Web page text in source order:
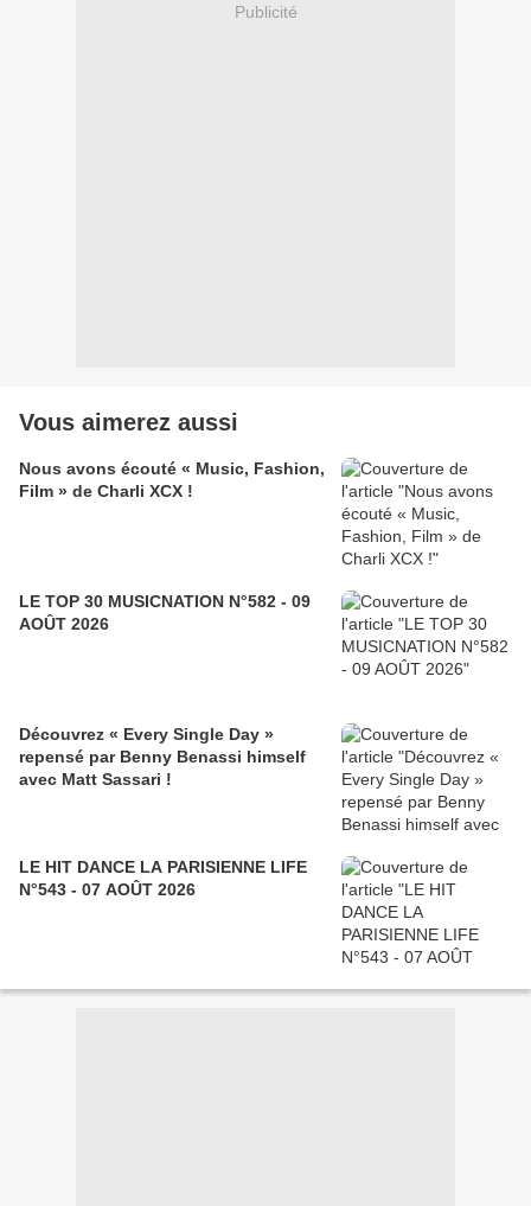
Publicité
Vous aimerez aussi
Nous avons écouté « Music, Fashion,
Film » de Charli XCX !
LE TOP 30 MUSICNATION N°582 - 09
AOÛT 2026
Découvrez « Every Single Day »
repensé par Benny Benassi himself
avec Matt Sassari !
LE HIT DANCE LA PARISIENNE LIFE
N°543 - 07 AOÛT 2026